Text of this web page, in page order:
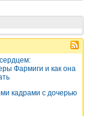
Фармиги и как она
кадрами с дочерью